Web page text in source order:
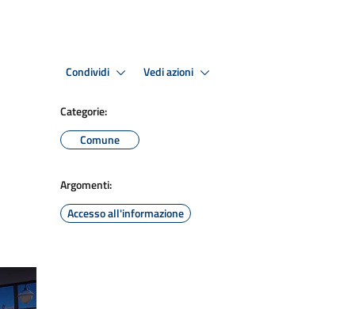
Condividi Vedi azioni
Categorie:
Comune
Argomenti:
Accesso all'informazione